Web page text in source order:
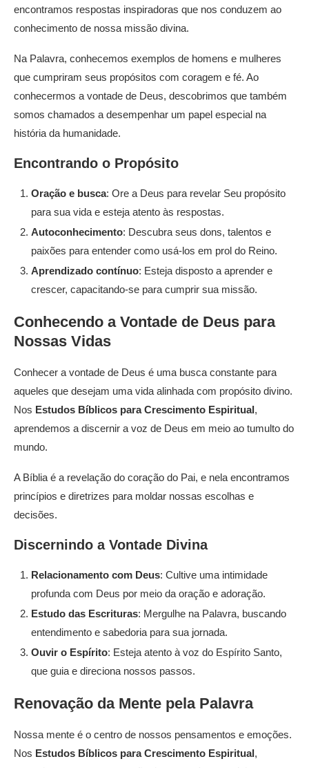
encontramos respostas inspiradoras que nos conduzem ao
conhecimento de nossa missão divina.
Na Palavra, conhecemos exemplos de homens e mulheres
que cumpriram seus propósitos com coragem e fé. Ao
conhecermos a vontade de Deus, descobrimos que também
somos chamados a desempenhar um papel especial na
história da humanidade.
Encontrando o Propósito
Oração e busca: Ore a Deus para revelar Seu propósito
para sua vida e esteja atento às respostas.
Autoconhecimento: Descubra seus dons, talentos e
paixões para entender como usá-los em prol do Reino.
Aprendizado contínuo: Esteja disposto a aprender e
crescer, capacitando-se para cumprir sua missão.
Conhecendo a Vontade de Deus para
Nossas Vidas
Conhecer a vontade de Deus é uma busca constante para
aqueles que desejam uma vida alinhada com propósito divino.
Nos Estudos Bíblicos para Crescimento Espiritual ,
aprendemos a discernir a voz de Deus em meio ao tumulto do
mundo.
A Bíblia é a revelação do coração do Pai, e nela encontramos
princípios e diretrizes para moldar nossas escolhas e
decisões.
Discernindo a Vontade Divina
Relacionamento com Deus: Cultive uma intimidade
profunda com Deus por meio da oração e adoração.
Estudo das Escrituras: Mergulhe na Palavra, buscando
entendimento e sabedoria para sua jornada.
Ouvir o Espírito: Esteja atento à voz do Espírito Santo,
que guia e direciona nossos passos.
Renovação da Mente pela Palavra
Nossa mente é o centro de nossos pensamentos e emoções.
Nos Estudos Bíblicos para Crescimento Espiritual ,